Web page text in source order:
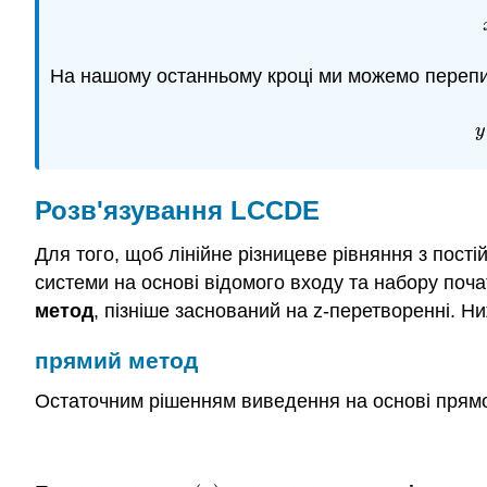
На нашому останньому кроці ми можемо
y[
Розв'язування LCCDE
Для того, щоб лінійне різницеве рівняння з
системи на основі відомого входу та набору
метод, пізніше заснований на z-перетворенні.
прямий метод
Остаточним рішенням виведення на основі